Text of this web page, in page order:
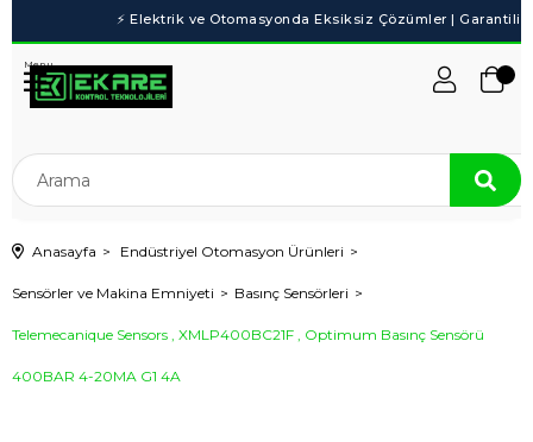
Menu
Anasayfa Endüstriyel Otomasyon Ürünleri
Sensörler ve Makina Emniyeti Basınç Sensörleri
Telemecanique Sensors , XMLP400BC21F , Optimum Basınç Sensörü
400BAR 4-20MA G1 4A